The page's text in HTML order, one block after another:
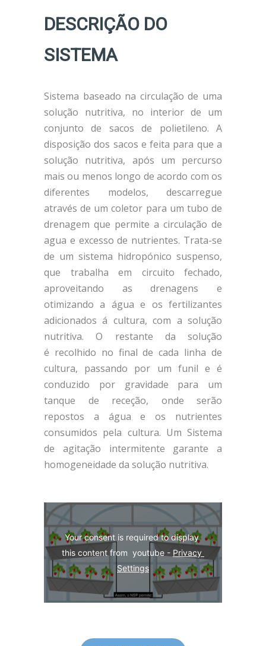
DESCRIÇÃO DO
SISTEMA
Sistema baseado na circulação de uma
solução nutritiva, no interior de um
conjunto de sacos de polietileno. A
disposição dos sacos e feita para que a
solução nutritiva, após um percurso
mais ou menos longo de acordo com os
diferentes modelos, descarregue
através de um coletor para um tubo de
drenagem que permite a circulação de
agua e excesso de nutrientes. Trata-se
de um sistema hidropónico suspenso,
que trabalha em circuito fechado,
aproveitando as drenagens e
otimizando a água e os fertilizantes
adicionados á cultura, com a solução
nutritiva. O restante da solução
é recolhido no final de cada linha de
cultura, passando por um funil e é
conduzido por gravidade para um
tanque de receção, onde serão
repostos a água e os nutrientes
consumidos pela cultura. Um Sistema
de agitação intermitente garante a
homogeneidade da solução nutritiva.
Your consent is required to display
this content from  youtube - Privacy
Settings